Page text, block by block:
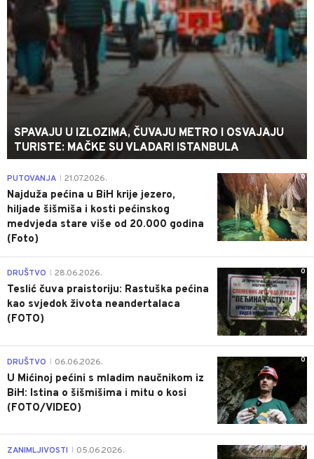
SPAVAJU U IZLOZIMA, ČUVAJU METRO I OSVAJAJU
TURISTE: MAČKE SU VLADARI ISTANBULA
0
PUTOVANJA 21.07.2026.
Najduža pećina u BiH krije jezero,
hiljade šišmiša i kosti pećinskog
medvjeda stare više od 20.000 godina
(Foto)
0
DRUŠTVO 28.06.2026.
Teslić čuva praistoriju: Rastuška pećina
kao svjedok života neandertalaca
(FOTO)
0
DRUŠTVO 06.06.2026.
U Mićinoj pećini s mladim naučnikom iz
BiH: Istina o šišmišima i mitu o kosi
(FOTO/VIDEO)
0
ZANIMLJIVOSTI 05.06.2026.